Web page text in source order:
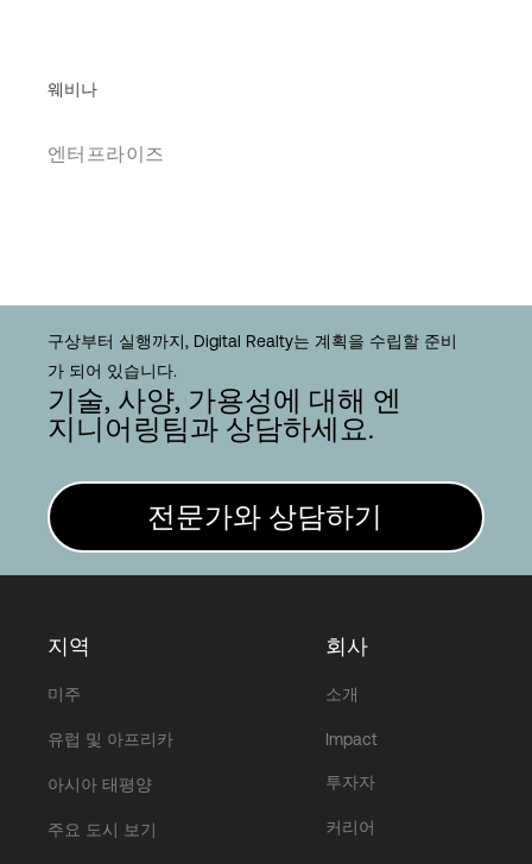
웨비나
엔터프라이즈
구상부터 실행까지, Digital Realty는 계획을 수립할 준비
가 되어 있습니다.
기술, 사양, 가용성에 대해 엔
지니어링팀과 상담하세요.
전문가와 상담하기
지역
미주
유럽 및 아프리카
아시아 태평양
주요 도시 보기
회사
소개
Impact
투자자
커리어